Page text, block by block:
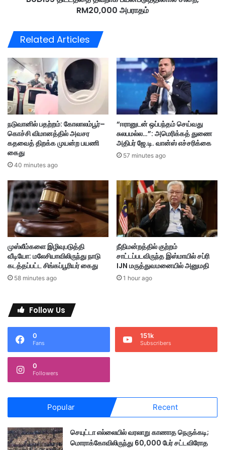
ல்
த
ட
பு
ர
ண்
ட
ச
ம்
ப
வ
ம்
றா
ப
ய
ன்
ப
டு
த்
தி
னா
ல்
சி
றை
R
M
2
0
0
ப
ம்
RM20,000 அபராதம்
Related Articles
நடுவானில் பதற்றம்: கோலாலம்பூர்–
கொச்சி விமானத்தில் அவசர
கதவைத் திறக்க முயன்ற பயணி
கைது
40 minutes ago
“ஈரானுடன் ஒப்பந்தம் செய்வது
சுலபமல்ல…”: அமெரிக்கத் துணை
அதிபர் ஜே.டி. வான்ஸ் எச்சரிக்கை
57 minutes ago
முஸ்லீம்களை இழிவுபடுத்தி
வீடியோ: மலேசியாவிலிருந்து நாடு
கடத்தப்பட்ட சிங்கப்பூரியர் கைது
58 minutes ago
நீதிமன்றத்தில் குற்றம்
சாட்டப்படவிருந்த இஸ்மாயில் சப்ரி
IJN மருத்துவமனையில் அனுமதி
1 hour ago
Follow Us
0
Fans
151k
Subscribers
0
Followers
Popular Recent
செயுட்டா எல்லையில் வரலாறு காணாத நெருக்கடி;
மொராக்கோவிலிருந்து 60,000 பேர் சட்டவிரோத